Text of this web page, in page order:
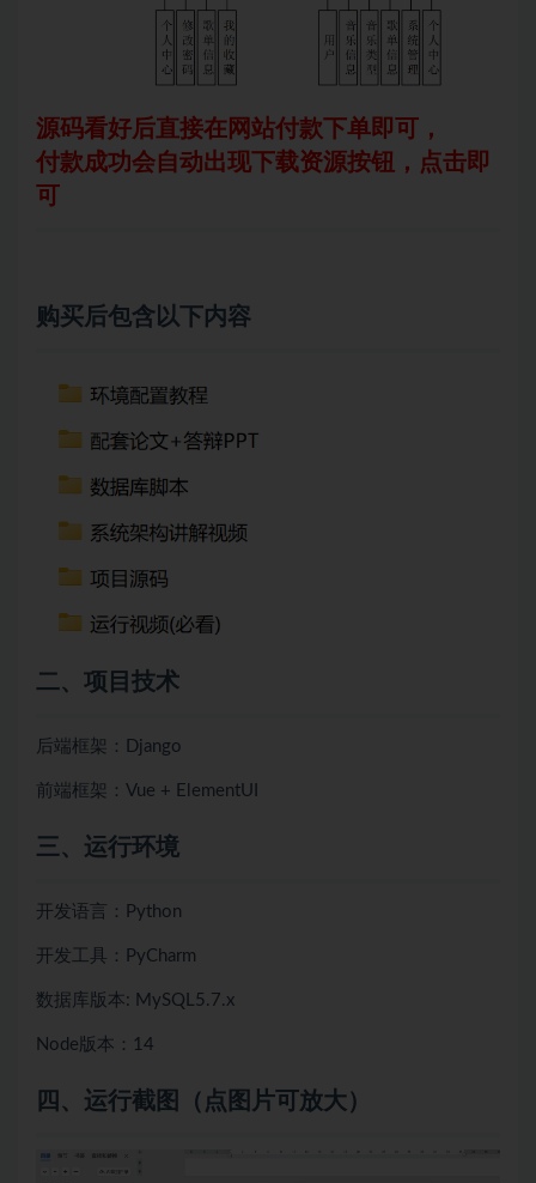
源码看好后直接在网站付款下单即可，
付款成功会自动出现下载资源按钮，点击即
可
购买后包含以下内容
二、项目技术
后端框架：Django
前端框架：Vue + ElementUI
三、运行环境
开发语言：Python
开发工具：PyCharm
数据库版本: MySQL5.7.x
Node版本：14
四、 运行截图（点图片可放大）